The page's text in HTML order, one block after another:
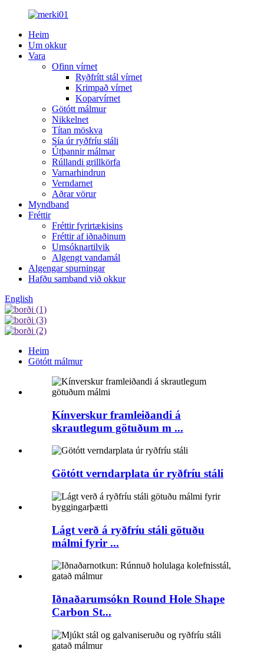
Heim
Um okkur
Vara
Ofinn vírnet
Ryðfrítt stál vírnet
Krimpað vírnet
Koparvírnet
Götótt málmur
Nikkelnet
Títan möskva
Sía úr ryðfríu stáli
Útþannir málmar
Rúllandi grillkörfa
Varnarhindrun
Verndarnet
Aðrar vörur
Myndband
Fréttir
Fréttir fyrirtækisins
Fréttir af iðnaðinum
Umsóknartilvik
Algengt vandamál
Algengar spurningar
Hafðu samband við okkur
English
Heim
Götótt málmur
Kínverskur framleiðandi á
skrautlegum götuðum m ...
Götótt verndarplata úr ryðfríu stáli
Lágt verð á ryðfríu stáli götuðu
málmi fyrir ...
Iðnaðarumsókn Round Hole Shape
Carbon St...